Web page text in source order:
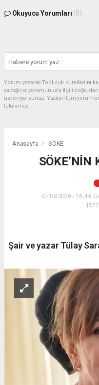
Okuyucu Yorumları (0)
Yorum yazarak Topluluk Kuralları’nı
yaptığınız yorumunuzla ilgili
üstleniyorsunuz. Yazılan tüm
tutulamaz.
Anasayfa SÖKE
SÖKE’NİN
07.08.2026 - 16:49,
Şair ve yazar Tülay